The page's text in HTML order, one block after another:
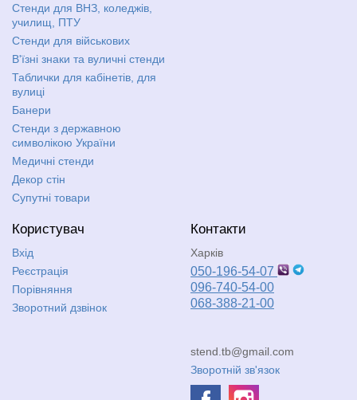
Стенди для ВНЗ, коледжів,
училищ, ПТУ
Стенди для військових
В'їзні знаки та вуличні стенди
Таблички для кабінетів, для
вулиці
Банери
Стенди з державною
символікою України
Медичні стенди
Декор стін
Супутні товари
Користувач
Вхід
Реєстрація
Порівняння
Зворотний дзвінок
Контакти
Харків
050-196-54-07
096-740-54-00
068-388-21-00
stend.tb@gmail.com
Зворотній зв'язок